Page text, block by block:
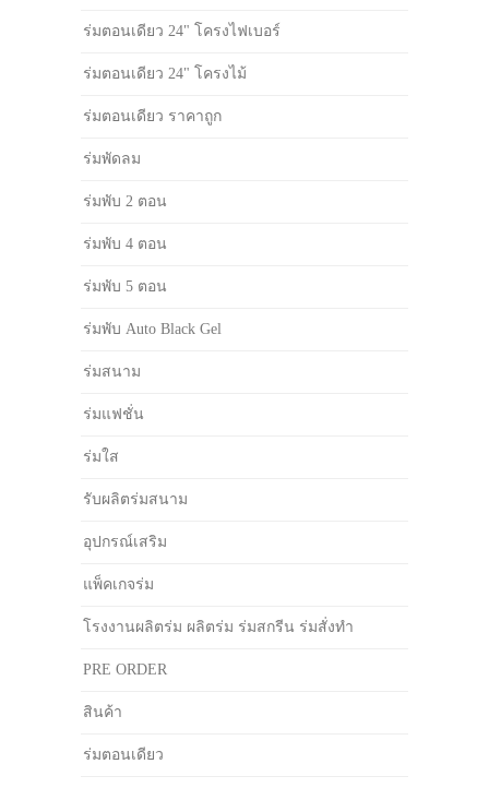
ร่มตอนเดียว 24" โครงไฟเบอร์
ร่มตอนเดียว 24" โครงไม้
ร่มตอนเดียว ราคาถูก
ร่มพัดลม
ร่มพับ 2 ตอน
ร่มพับ 4 ตอน
ร่มพับ 5 ตอน
ร่มพับ Auto Black Gel
ร่มสนาม
ร่มแฟชั่น
ร่มใส
รับผลิตร่มสนาม
อุปกรณ์เสริม
แพ็คเกจร่ม
โรงงานผลิตร่ม ผลิตร่ม ร่มสกรีน ร่มสั่งทำ
PRE ORDER
สินค้า
ร่มตอนเดียว